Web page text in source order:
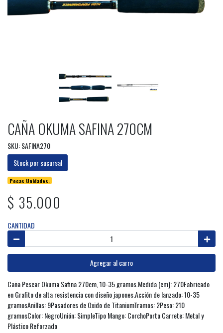
CAÑA OKUMA SAFINA 270CM
SKU: SAFINA270
Stock por sucursal
Pocas Unidades.
$ 35.000
CANTIDAD
Agregar al carro
Caña Pescar Okuma Safina 270cm, 10-35 gramos.Medida (cm): 270Fabricado
en Grafito de alta resistencia con diseño japones.Acción de lanzado: 10-35
gramosAnillas: 9Pasadores de Oxido de TitaniumTramos: 2Peso: 210
gramosColor: NegroUnión: SimpleTipo Mango: CorchoPorta Carrete: Metal y
Plástico Reforzado